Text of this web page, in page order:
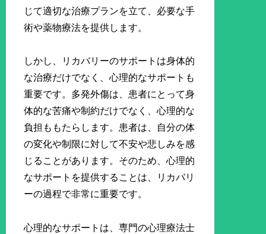
じて適切な治療プランを立て、必要な手
術や薬物療法を提供します。
しかし、リカバリーのサポートは身体的
な治療だけでなく、心理的なサポートも
重要です。多発外傷は、患者にとって身
体的な苦痛や制約だけでなく、心理的な
負担ももたらします。患者は、自分の体
の変化や制限に対して不安や悲しみを感
じることがあります。そのため、心理的
なサポートを提供することは、リカバリ
ーの過程で非常に重要です。
心理的なサポートは、専門の心理療法士